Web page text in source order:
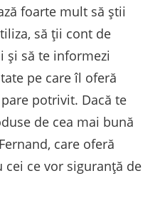
foarte mult să știi
să ții cont de
și să te informezi
pe care îl oferă
potrivit. Dacă te
de cea mai bună
care oferă
ce vor siguranță de